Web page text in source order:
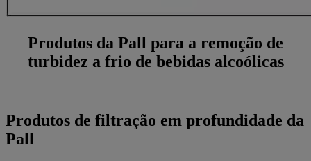
Produtos da Pall para a remoção de
turbidez a frio de bebidas alcoólicas
Produtos de filtração em profundidade da
Pall